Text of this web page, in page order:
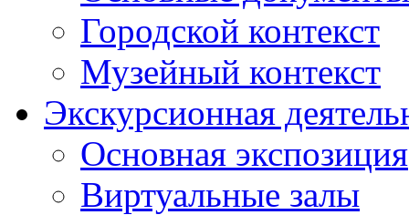
Городской контекст
Музейный контекст
Экскурсионная
Основная экспозиция
Виртуальные залы